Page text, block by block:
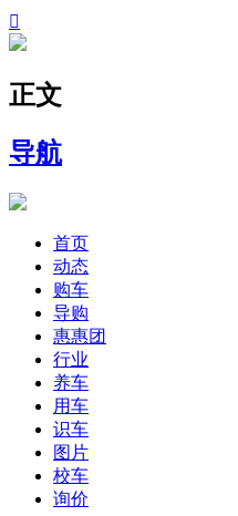

正文
导航
首页
动态
购车
导购
惠惠团
行业
养车
用车
识车
图片
校车
询价